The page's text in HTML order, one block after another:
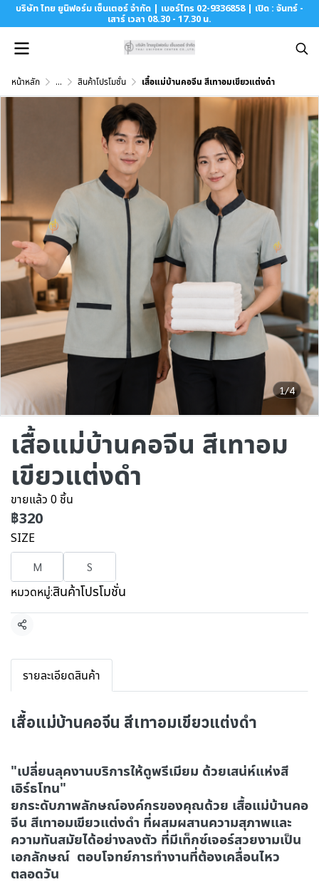
บริษัท ไทย ยูนิฟอร์ม เซ็นเตอร์ จำกัด | เบอร์โทร 02-9336858 | เปิด : จันทร์ -
เสาร์ เวลา 08.30 - 17.30 น.
หน้าหลัก ... สินค้าโปรโมชั่น เสื้อแม่บ้านคอจีน สีเทาอมเขียวแต่งดำ
1/4
เสื้อแม่บ้านคอจีน สีเทาอม
เขียวแต่งดำ
ขายแล้ว 0 ชิ้น
฿320
SIZE
M S
หมวดหมู่:สินค้าโปรโมชั่น
แชร์
รายละเอียดสินค้า
เสื้อแม่บ้านคอจีน สีเทาอมเขียวแต่งดำ
"เปลี่ยนลุคงานบริการให้ดูพรีเมียม ด้วยเสน่ห์แห่งสี
เอิร์ธโทน"
ยกระดับภาพลักษณ์องค์กรของคุณด้วย เสื้อแม่บ้านคอ
จีน สีเทาอมเขียวแต่งดำ ที่ผสมผสานความสุภาพและ
ความทันสมัยได้อย่างลงตัว ที่มีเท็กซ์เจอร์สวยงามเป็น
เอกลักษณ์ ตอบโจทย์การทำงานที่ต้องเคลื่อนไหว
ตลอดวัน